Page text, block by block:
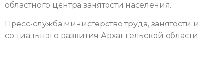
областного центра занятости населения.
Пресс-служба министерство труда, занятости и
социального развития Архангельской области